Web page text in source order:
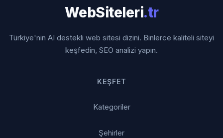
WebSiteleri.tr
Türkiye'nin AI destekli web sitesi dizini. Binlerce kaliteli siteyi
keşfedin, SEO analizi yapın.
KEŞFET
Kategoriler
Şehirler